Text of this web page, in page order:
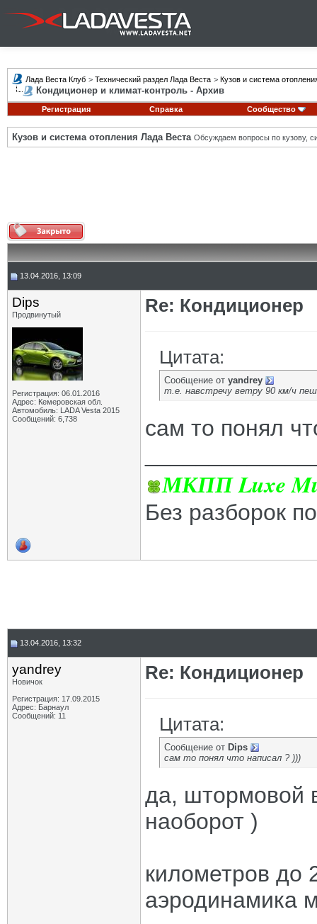
Лада Веста Клуб > Технический раздел Лада Веста > Кузов и система
Кондиционер и климат-контроль - Архив
Регистрация Справка Сообщество
Кузов и система отопления Лада Веста Обсуждаем вопросы по кузову,
13.04.2016, 13:09
Dips
Продвинутый
Регистрация: 06.01.2016
Адрес: Кемеровская обл.
Автомобиль: LADA Vesta 2015
Сообщений: 6,738
Re: Кондиционер
Цитата:
Сообщение от yandrey
т.е. навстречу ветру 90 км/ч
сам то понял
МКПП Luxe
Без разборок
13.04.2016, 13:32
yandrey
Новичок
Регистрация: 17.09.2015
Адрес: Барнаул
Сообщений: 11
Re: Кондиционер
Цитата:
Сообщение от Dips
сам то понял что написал ? )))
да, штормовой
наоборот )
километров до
аэродинамика